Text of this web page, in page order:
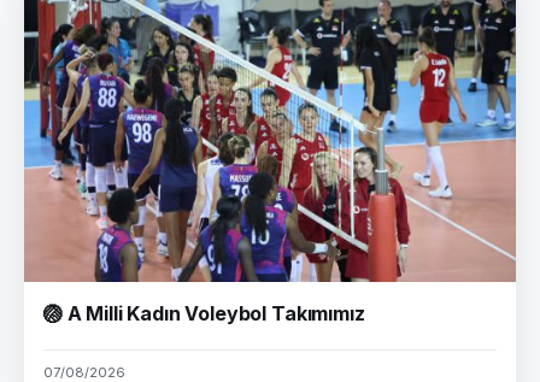
🏐 A Milli Kadın Voleybol Takımımız
07/08/2026